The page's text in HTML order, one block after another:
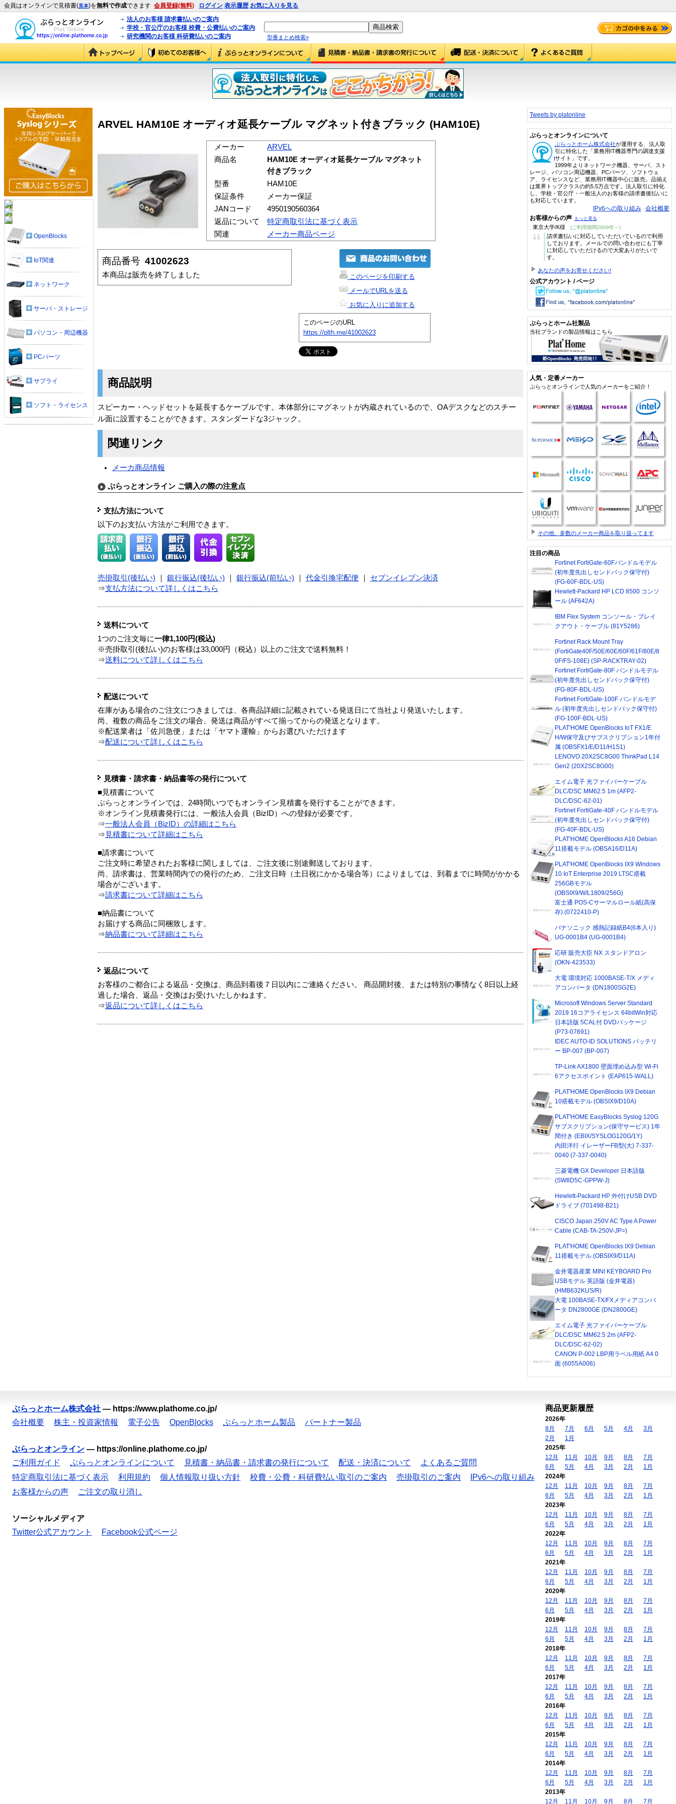
会員はオンラインで見積書(見本)を無料で作成できます 会員登録(無料) ログイン 表示履歴 お気に入りを見る
法人のお客様 請求書払いのご案内
学校・官公庁のお客様 校費・公費払いのご案内
研究機関のお客様 科研費払いのご案内
型番まとめ検索»
ARVEL HAM10E オーディオ延長ケーブル マグネット付きブラック (HAM10E)
メーカー
ARVEL
商品名
HAM10E オーディオ延長ケーブル マグネット
付きブラック
型番
HAM10E
保証条件
メーカー保証
JANコード
4950190560364
返品について
特定商取引法に基づく表示
関連
メーカー商品ページ
商品番号 41002623
本商品は販売を終了しました
このページを印刷する
メールでURLを送る
お気に入りに追加する
このページのURL
https://plth.me/41002623
商品説明
スピーカー・ヘッドセットを延長するケーブルです。本体部分にマグネットが内蔵されているので、OAデスクなどのスチー
ル面に設置することができます。スタンダードな3ジャック。
関連リンク
メーカ商品情報
ぷらっとオンライン ご購入の際の注意点
支払方法について
以下のお支払い方法がご利用できます。
売掛取引(後払い) 銀行振込(後払い) 銀行振込(前払い) 代金引換宅配便
セブンイレブン決済
⇒支払方法について詳しくはこちら
送料について
1つのご注文毎に一律1,100円(税込)
※売掛取引(後払い)のお客様は33,000円（税込）以上のご注文で送料無料！
⇒送料について詳しくはこちら
配送について
在庫がある場合のご注文につきましては、各商品詳細に記載されている発送日にて当社より発送いたします。
尚、複数の商品をご注文の場合、発送は商品がすべて揃ってからの発送となります。
※配送業者は「佐川急便」または「ヤマト運輸」からお選びいただけます
⇒配送について詳しくはこちら
見積書・請求書・納品書等の発行について
■見積書について
ぷらっとオンラインでは、24時間いつでもオンライン見積書を発行することができます。
※オンライン見積書発行には、一般法人会員（BizID）への登録が必要です。
⇒一般法人会員（BizID）の詳細はこちら
⇒ 見積書について詳細はこちら
■請求書について
ご注文時に希望されたお客様に関しましては、ご注文後に別途郵送しております。
尚、請求書は、営業時間内での発行のため、ご注文日時（土日祝にかかる場合等）によりましては、到着までに時間がかかる
場合がございます。
⇒請求書について詳細はこちら
■納品書について
お届けする商品に同梱致します。
⇒納品書について詳細はこちら
返品について
お客様のご都合による返品・交換は、商品到着後７日以内にご連絡ください。 商品開封後、または特別の事情なく8日以上経
過した場合、返品・交換はお受けいたしかねます。
⇒返品について詳しくはこちら
OpenBlocks
IoT関連
ネットワーク
サーバ・ストレージ
パソコン・周辺機器
PCパーツ
サプライ
ソフト・ライセンス
Tweets by platonline
ぷらっとオンラインについて
ぷらっとホーム株式会社が運用する、法人取
引に特化した「業務用IT機器専門の調達支援
サイト」です。
1999年よりネットワーク機器、サーバ、スト
レージ、パソコン周辺機器、PCパーツ、ソフトウェ
ア、ライセンスなど、業務用IT機器中心に販売。品揃え
は業界トップクラスの約5.5万点です。法人取引に特化
し、学校・官公庁・一般法人のお客様の請求書後払いに
も対応しています。
IPv6への取り組み 会社概要
お客様からの声 もっと見る
東京大学/K様 (ご利用期間2009年～)
“
請求書払いに対応していただいているので利用
しております。メールでの問い合わせにも丁寧
に対応していただけるので大変ありがたいで
す。
あなたの声をお寄せください!
公式アカウント / ページ
ぷらっとホーム社製品
当社ブランドの製品情報はこちら
人気・定番メーカー
ぷらっとオンラインで人気のメーカーをご紹介！
その他、多数のメーカー商品を取り扱ってます
注目の商品
Fortinet FortiGate-60Fバンドルモデル
(初年度先出しセンドバック保守付)
(FG-60F-BDL-US)
Hewlett-Packard HP LCD 8500 コンソ
ール (AF642A)
IBM Flex System コンソール・ブレイ
クアウト・ケーブル (81Y5286)
Fortinet Rack Mount Tray
(FortiGate40F/50E/60E/60F/61F/80E/8
0F/FS-108E) (SP-RACKTRAY-02)
Fortinet FortiGate-80F バンドルモデル
(初年度先出しセンドバック保守付)
(FG-80F-BDL-US)
Fortinet FortiGate-100F バンドルモデ
ル (初年度先出しセンドバック保守付)
(FG-100F-BDL-US)
PLAT'HOME OpenBlocks IoT FX1/E
H/W保守及びサブスクリプション1年付
属 (OBSFX1/E/D11/H1S1)
LENOVO 20X2SC8G00 ThinkPad L14
Gen2 (20X2SC8G00)
エイム電子 光ファイバーケーブル
DLC/DSC MM62.5 1m (AFP2-
DLC/DSC-62-01)
Fortinet FortiGate-40F バンドルモデル
(初年度先出しセンドバック保守付)
(FG-40F-BDL-US)
PLAT'HOME OpenBlocks A16 Debian
11搭載モデル (OBSA16/D11A)
PLAT'HOME OpenBlocks IX9 Windows
10 IoT Enterprise 2019 LTSC搭載
256GBモデル
(OBSIX9/W/L1809/256G)
富士通 POS-Cサーマルロール紙(高保
存) (0722410-P)
パナソニック 感熱記録紙B4(6本入り)
UG-0001B4 (UG-0001B4)
応研 販売大臣 NX スタンドアロン
(OKN-423533)
大電 環境対応 1000BASE-T/X メディ
アコンバータ (DN1800SG2E)
Microsoft Windows Server Standard
2019 16コアライセンス 64bitWin対応
日本語版 5CAL付 DVDパッケージ
(P73-07691)
IDEC AUTO-ID SOLUTIONS バッテリ
ー BP-007 (BP-007)
TP-Link AX1800 壁面埋め込み型 Wi-Fi
6アクセスポイント (EAP615-WALL)
PLAT'HOME OpenBlocks IX9 Debian
10搭載モデル (OBSIX9/D10A)
PLAT'HOME EasyBlocks Syslog 120G
サブスクリプション(保守サービス) 1年
間付き (EBIX/SYSLOG120G/1Y)
内田洋行 イレーザーFB型(大) 7-337-
0040 (7-337-0040)
三菱電機 GX Developer 日本語版
(SW8D5C-GPPW-J)
Hewlett-Packard HP 外付けUSB DVD
ドライブ (701498-B21)
CISCO Japan 250V AC Type A Power
Cable (CAB-TA-250V-JP=)
PLAT'HOME OpenBlocks IX9 Debian
11搭載モデル (OBSIX9/D11A)
金井電器産業 MINI KEYBOARD Pro
USBモデル 英語版 (金井電器)
(HMB632KUS/R)
大電 100BASE-TX/FXメディアコンバ
ータ DN2800GE (DN2800GE)
エイム電子 光ファイバーケーブル
DLC/DSC MM62.5 2m (AFP2-
DLC/DSC-62-02)
CANON P-002 LBP用ラベル用紙 A4 0
面 (6055A006)
ぷらっとホーム株式会社 — https://www.plathome.co.jp/
会社概要
株主・投資家情報 電子公告 OpenBlocks ぷらっとホーム製品 パートナー製品
ぷらっとオンライン — https://online.plathome.co.jp/
ご利用ガイド
ぷらっとオンラインについて 見積書・納品書・請求書の発行について 配送・決済について
よくあるご質問
特定商取引法に基づく表示
利用規約 個人情報取り扱い方針 校費・公費・科研費払い取引のご案内 売掛取引のご案内
IPv6への取り組み
お客様からの声
ご注文の取り消し
ソーシャルメディア
Twitter公式アカウント
Facebook公式ページ
商品更新履歴
2026年
8月
7月 6月 5月 4月
3月
2月
1月
2025年
12月
11月 10月 9月 8月
7月
6月
5月 4月 3月 2月
1月
2024年
12月
11月 10月 9月 8月
7月
6月
5月 4月 3月 2月
1月
2023年
12月
11月 10月 9月 8月
7月
6月
5月 4月 3月 2月
1月
2022年
12月
11月 10月 9月 8月
7月
6月
5月 4月 3月 2月
1月
2021年
12月
11月 10月 9月 8月
7月
6月
5月 4月 3月 2月
1月
2020年
12月
11月 10月 9月 8月
7月
6月
5月 4月 3月 2月
1月
2019年
12月
11月 10月 9月 8月
7月
6月
5月 4月 3月 2月
1月
2018年
12月
11月 10月 9月 8月
7月
6月
5月 4月 3月 2月
1月
2017年
12月
11月 10月 9月 8月
7月
6月
5月 4月 3月 2月
1月
2016年
12月
11月 10月 9月 8月
7月
6月
5月 4月 3月 2月
1月
2015年
12月
11月 10月 9月 8月
7月
6月
5月 4月 3月 2月
1月
2014年
12月
11月 10月 9月 8月
7月
6月
5月 4月 3月 2月
1月
2013年
12月
11月 10月 9月 8月 7月